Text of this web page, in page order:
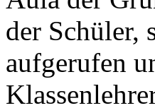
der Schüler,
aufgerufen